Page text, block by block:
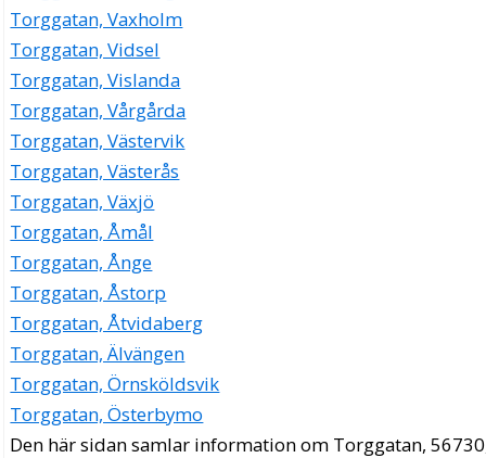
Torggatan, Vaxholm
Torggatan, Vidsel
Torggatan, Vislanda
Torggatan, Vårgårda
Torggatan, Västervik
Torggatan, Västerås
Torggatan, Växjö
Torggatan, Åmål
Torggatan, Ånge
Torggatan, Åstorp
Torggatan, Åtvidaberg
Torggatan, Älvängen
Torggatan, Örnsköldsvik
Torggatan, Österbymo
Den här sidan samlar information om Torggatan,